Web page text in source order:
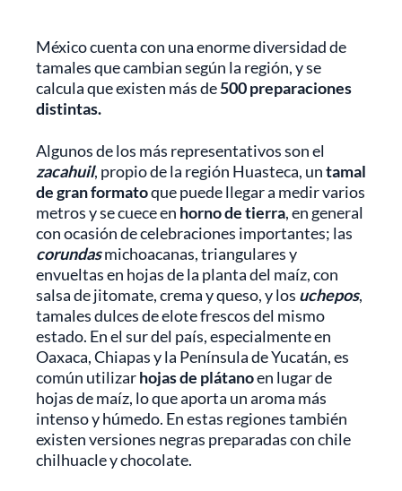
México cuenta con una enorme diversidad de
tamales que cambian según la región, y se
calcula que existen más de500 preparaciones
distintas.
Algunos de los más representativos son el
zacahuil, propio de la región Huasteca, untamal
de gran formatoque puede llegar a medir varios
metros y se cuece en horno de tierra, en general
con ocasión de celebraciones importantes; las
corundasmichoacanas, triangulares y
envueltas en hojas de la planta del maíz, con
salsa de jitomate, crema y queso, y los uchepos,
tamales dulces de elote frescos del mismo
estado. En el sur del país, especialmente en
Oaxaca, Chiapas y la Península de Yucatán, es
común utilizarhojas de plátanoen lugar de
hojas de maíz, lo que aporta un aroma más
intenso y húmedo. En estas regiones también
existen versiones negras preparadas con chile
chilhuacle y chocolate.